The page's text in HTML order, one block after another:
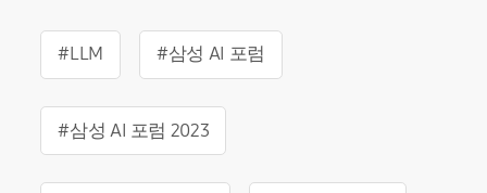
#LLM #삼성 AI 포럼
#삼성 AI 포럼 2023